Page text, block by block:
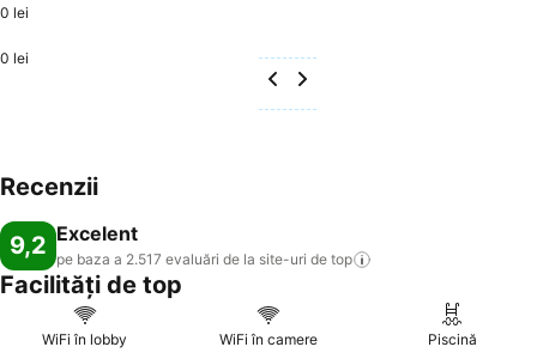
0 lei
0 lei
Recenzii
9,2 Excelent
pe baza a 2.517 evaluări de la site-uri de top
Facilități de top
WiFi în lobby WiFi în camere Piscină